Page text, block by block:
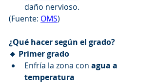
daño nervioso.
(Fuente: OMS)
¿Qué hacer según el grado?
🔸 Primer grado
Enfría la zona con agua a
temperatura